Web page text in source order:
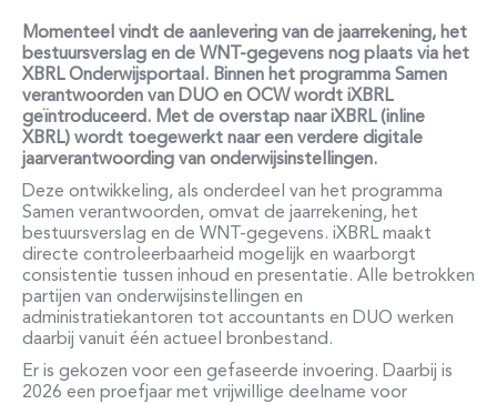
Momenteel vindt de aanlevering van de jaarrekening, het
bestuursverslag en de WNT-gegevens nog plaats via het
XBRL Onderwijsportaal. Binnen het programma Samen
verantwoorden van DUO en OCW wordt iXBRL
geïntroduceerd. Met de overstap naar iXBRL (inline
XBRL) wordt toegewerkt naar een verdere digitale
jaarverantwoording van onderwijsinstellingen.
Deze ontwikkeling, als onderdeel van het programma
Samen verantwoorden, omvat de jaarrekening, het
bestuursverslag en de WNT-gegevens. iXBRL maakt
directe controleerbaarheid mogelijk en waarborgt
consistentie tussen inhoud en presentatie. Alle betrokken
partijen van onderwijsinstellingen en
administratiekantoren tot accountants en DUO werken
daarbij vanuit één actueel bronbestand.
Er is gekozen voor een gefaseerde invoering. Daarbij is
2026 een proefjaar met vrijwillige deelname voor